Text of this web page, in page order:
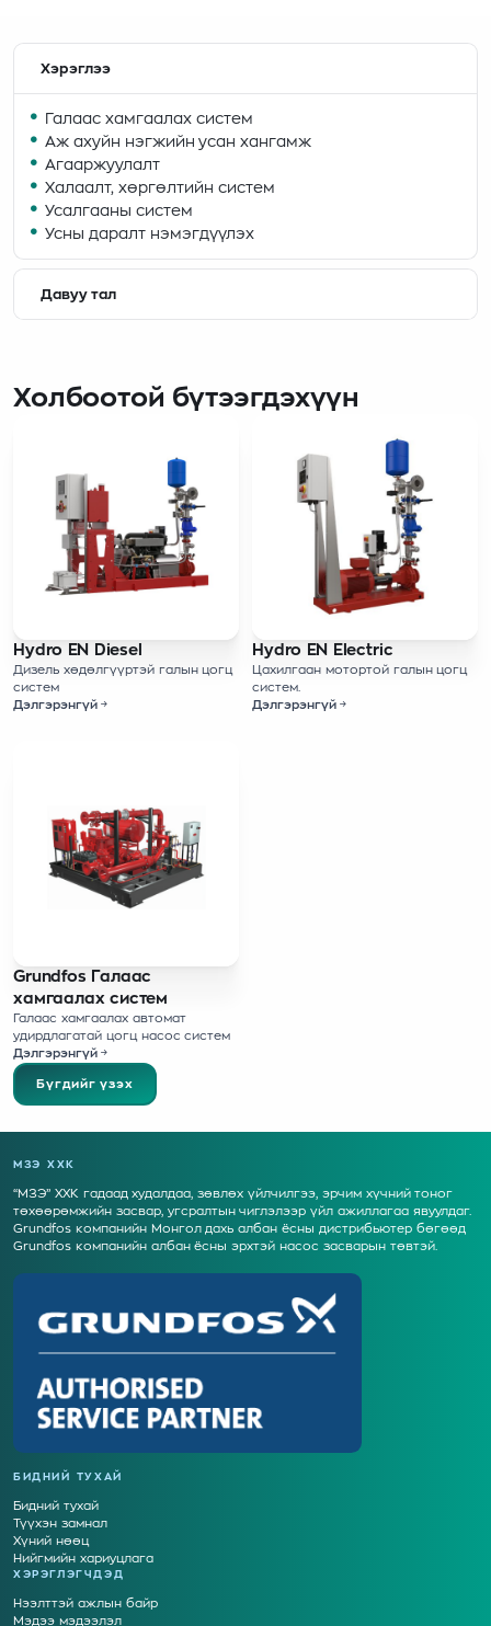
Хэрэглээ
Галаас хамгаалах систем
Аж ахуйн нэгжийн усан хангамж
Агааржуулалт
Халаалт, хөргөлтийн систем
Усалгааны систем
Усны даралт нэмэгдүүлэх
Давуу тал
Холбоотой бүтээгдэхүүн
Hydro EN Diesel
Дизель хөдөлгүүртэй галын цогц
систем
Дэлгэрэнгүй
Hydro EN Electric
Цахилгаан мотортой галын цогц
систем.
Дэлгэрэнгүй
Grundfos Галаас
хамгаалах систем
Галаас хамгаалах автомат
удирдлагатай цогц насос систем
Дэлгэрэнгүй
Бүгдийг үзэх
МЗЭ ХХК
“МЗЭ” ХХК гадаад худалдаа, зөвлөх үйлчилгээ, эрчим хүчний тоног
төхөөрөмжийн засвар, угсралтын чиглэлээр үйл ажиллагаа явуулдаг.
Grundfos компанийн Монгол дахь албан ёсны дистрибьютер бөгөөд
Grundfos компанийн албан ёсны эрхтэй насос засварын төвтэй.
БИДНИЙ ТУХАЙ
Бидний тухай
Түүхэн замнал
Хүний нөөц
Нийгмийн хариуцлага
ХЭРЭГЛЭГЧДЭД
Нээлттэй ажлын байр
Мэдээ мэдээлэл